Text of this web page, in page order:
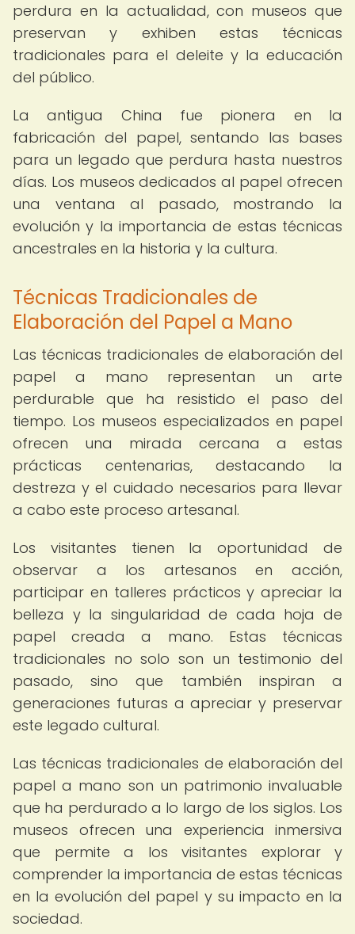
perdura en la actualidad, con museos que
preservan y exhiben estas técnicas
tradicionales para el deleite y la educación
del público.
La antigua China fue pionera en la
fabricación del papel, sentando las bases
para un legado que perdura hasta nuestros
días. Los museos dedicados al papel ofrecen
una ventana al pasado, mostrando la
evolución y la importancia de estas técnicas
ancestrales en la historia y la cultura.
Técnicas Tradicionales de
Elaboración del Papel a Mano
Las técnicas tradicionales de elaboración del
papel a mano representan un arte
perdurable que ha resistido el paso del
tiempo. Los museos especializados en papel
ofrecen una mirada cercana a estas
prácticas centenarias, destacando la
destreza y el cuidado necesarios para llevar
a cabo este proceso artesanal.
Los visitantes tienen la oportunidad de
observar a los artesanos en acción,
participar en talleres prácticos y apreciar la
belleza y la singularidad de cada hoja de
papel creada a mano. Estas técnicas
tradicionales no solo son un testimonio del
pasado, sino que también inspiran a
generaciones futuras a apreciar y preservar
este legado cultural.
Las técnicas tradicionales de elaboración del
papel a mano son un patrimonio invaluable
que ha perdurado a lo largo de los siglos. Los
museos ofrecen una experiencia inmersiva
que permite a los visitantes explorar y
comprender la importancia de estas técnicas
en la evolución del papel y su impacto en la
sociedad.